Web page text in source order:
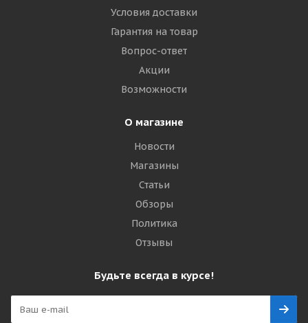
Условия доставки
Гарантия на товар
Вопрос-ответ
Акции
Возможности
О магазине
Новости
Магазины
Статьи
Обзоры
Политика
Отзывы
Будьте всегда в курсе!